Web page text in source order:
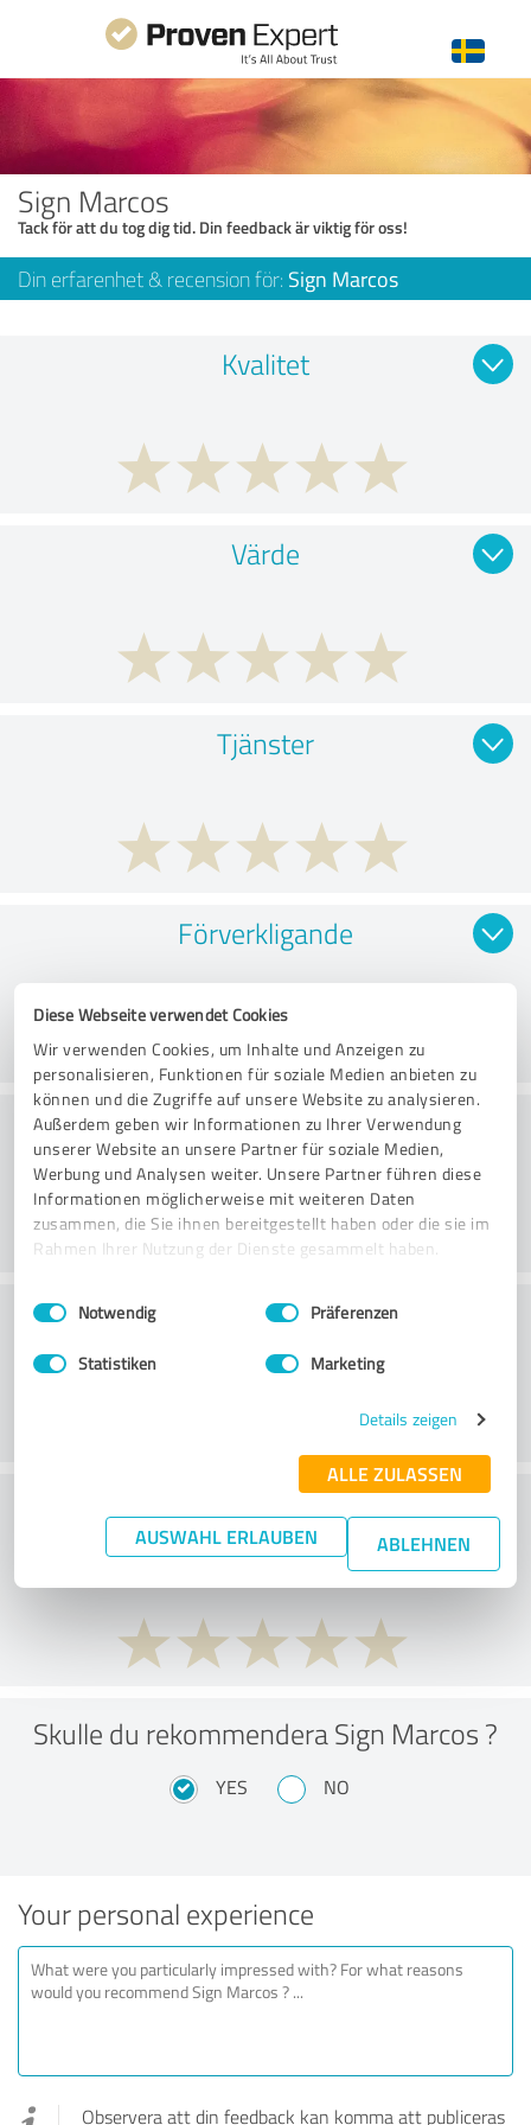
Diese Webseite verwendet Cookies
Wir verwenden Cookies, um Inhalte und Anzeigen zu
personalisieren, Funktionen für soziale Medien anbieten zu
können und die Zugriffe auf unsere Website zu analysieren.
Außerdem geben wir Informationen zu Ihrer Verwendung
unserer Website an unsere Partner für soziale Medien,
Werbung und Analysen weiter. Unsere Partner führen diese
Informationen möglicherweise mit weiteren Daten
zusammen, die Sie ihnen bereitgestellt haben oder die sie im
Rahmen Ihrer Nutzung der Dienste gesammelt haben.
Impressum Datenschutzbestimmungen
Einwilligungsauswahl
Notwendig Präferenzen
Statistiken Marketing
Details zeigen
ALLE ZULASSEN
AUSWAHL ERLAUBEN ABLEHNEN
Sign Marcos
Tack för att du tog dig tid. Din feedback är viktig för oss!
Din erfarenhet & recension för: Sign Marcos
Kvalitet
Värde
Tjänster
Förverkligande
Rådgivning
Kundservice
What do you think of the price to
performance ratio?
Skulle du rekommendera Sign Marcos ?
YES NO
Your personal experience
Observera att din feedback kan komma att publiceras